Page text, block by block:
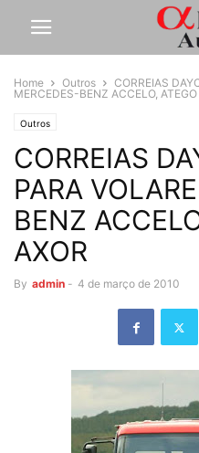
Home Outros
CORREIAS
MERCEDES-BENZ ACCELO, ATEGO
Outros
CORREIAS
PARA
BENZ
AXOR
By admin - 4 de março de 2010